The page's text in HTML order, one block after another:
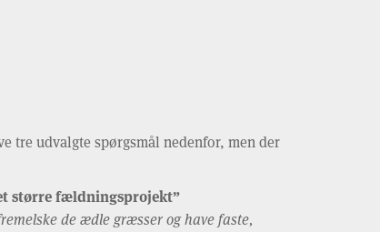
tre udvalgte spørgsmål nedenfor, men der
større fældningsprojekt”
de ædle græsser og have faste,